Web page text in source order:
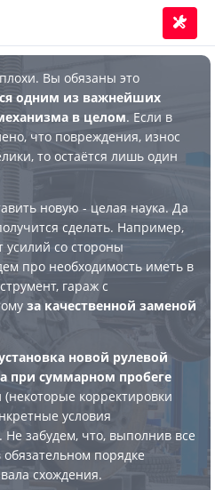
Вы обязаны это
одним из важнейших
в целом. Если в
что повреждения, износ
то остаётся лишь один
новую - целая наука. Да
сделать. Например,
усилий со стороны
про необходимость иметь в
гараж с
за качественной заменой
новой рулевой
при суммарном пробеге
(некоторые корректировки
условия
Не забудем, что, выполнив все
порядке
схождения.